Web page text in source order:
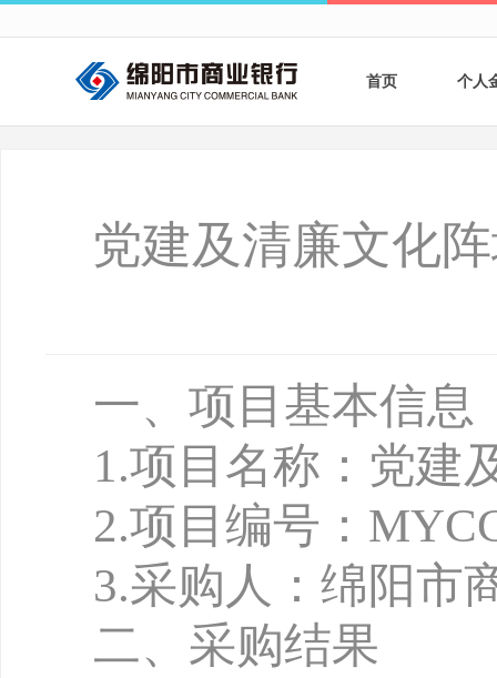
首页 个人
银
党建及清廉文化
一、项目基本信息
1.项目名称：党建
2.项目编号：
3.采购人：绵阳市
二、采购结果